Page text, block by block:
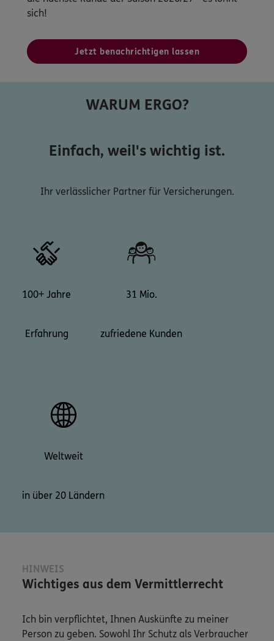
sich!
Jetzt benachrichtigen lassen
WARUM ERGO?
Einfach, weil's wichtig ist.
Ihr verlässlicher Partner für Versicherungen.
100+ Jahre
Erfahrung
31 Mio.
zufriedene Kunden
Weltweit
in über 20 Ländern
HINWEIS
Wichtiges aus dem Vermittlerrecht
Ich bin verpflichtet, Ihnen Auskünfte zu meiner
Person zu geben. Sowohl Ihr Schutz als Verbraucher